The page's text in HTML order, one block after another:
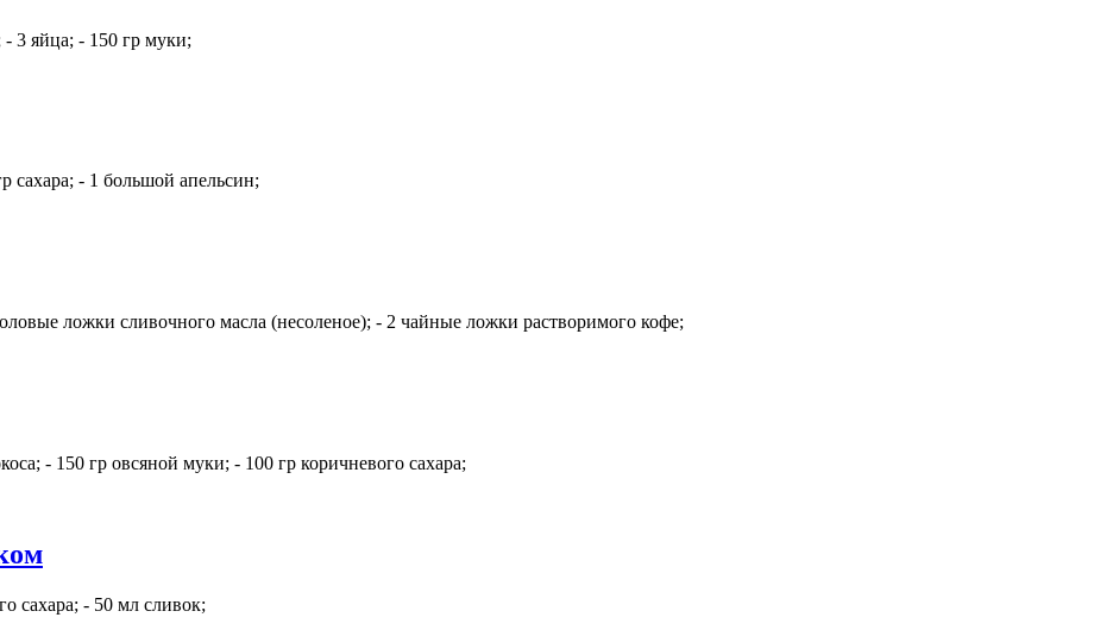
3 яйца; - 150 гр муки;
- 1 большой апельсин;
ложки сливочного масла (несоленое); - 2 чайные ложки растворимого кофе;
- 150 гр овсяной муки; - 100 гр коричневого сахара;
сахара; - 50 мл сливок;